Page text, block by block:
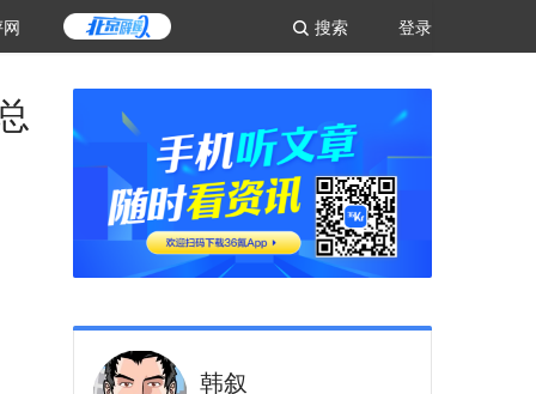
登录
搜索
韩叙